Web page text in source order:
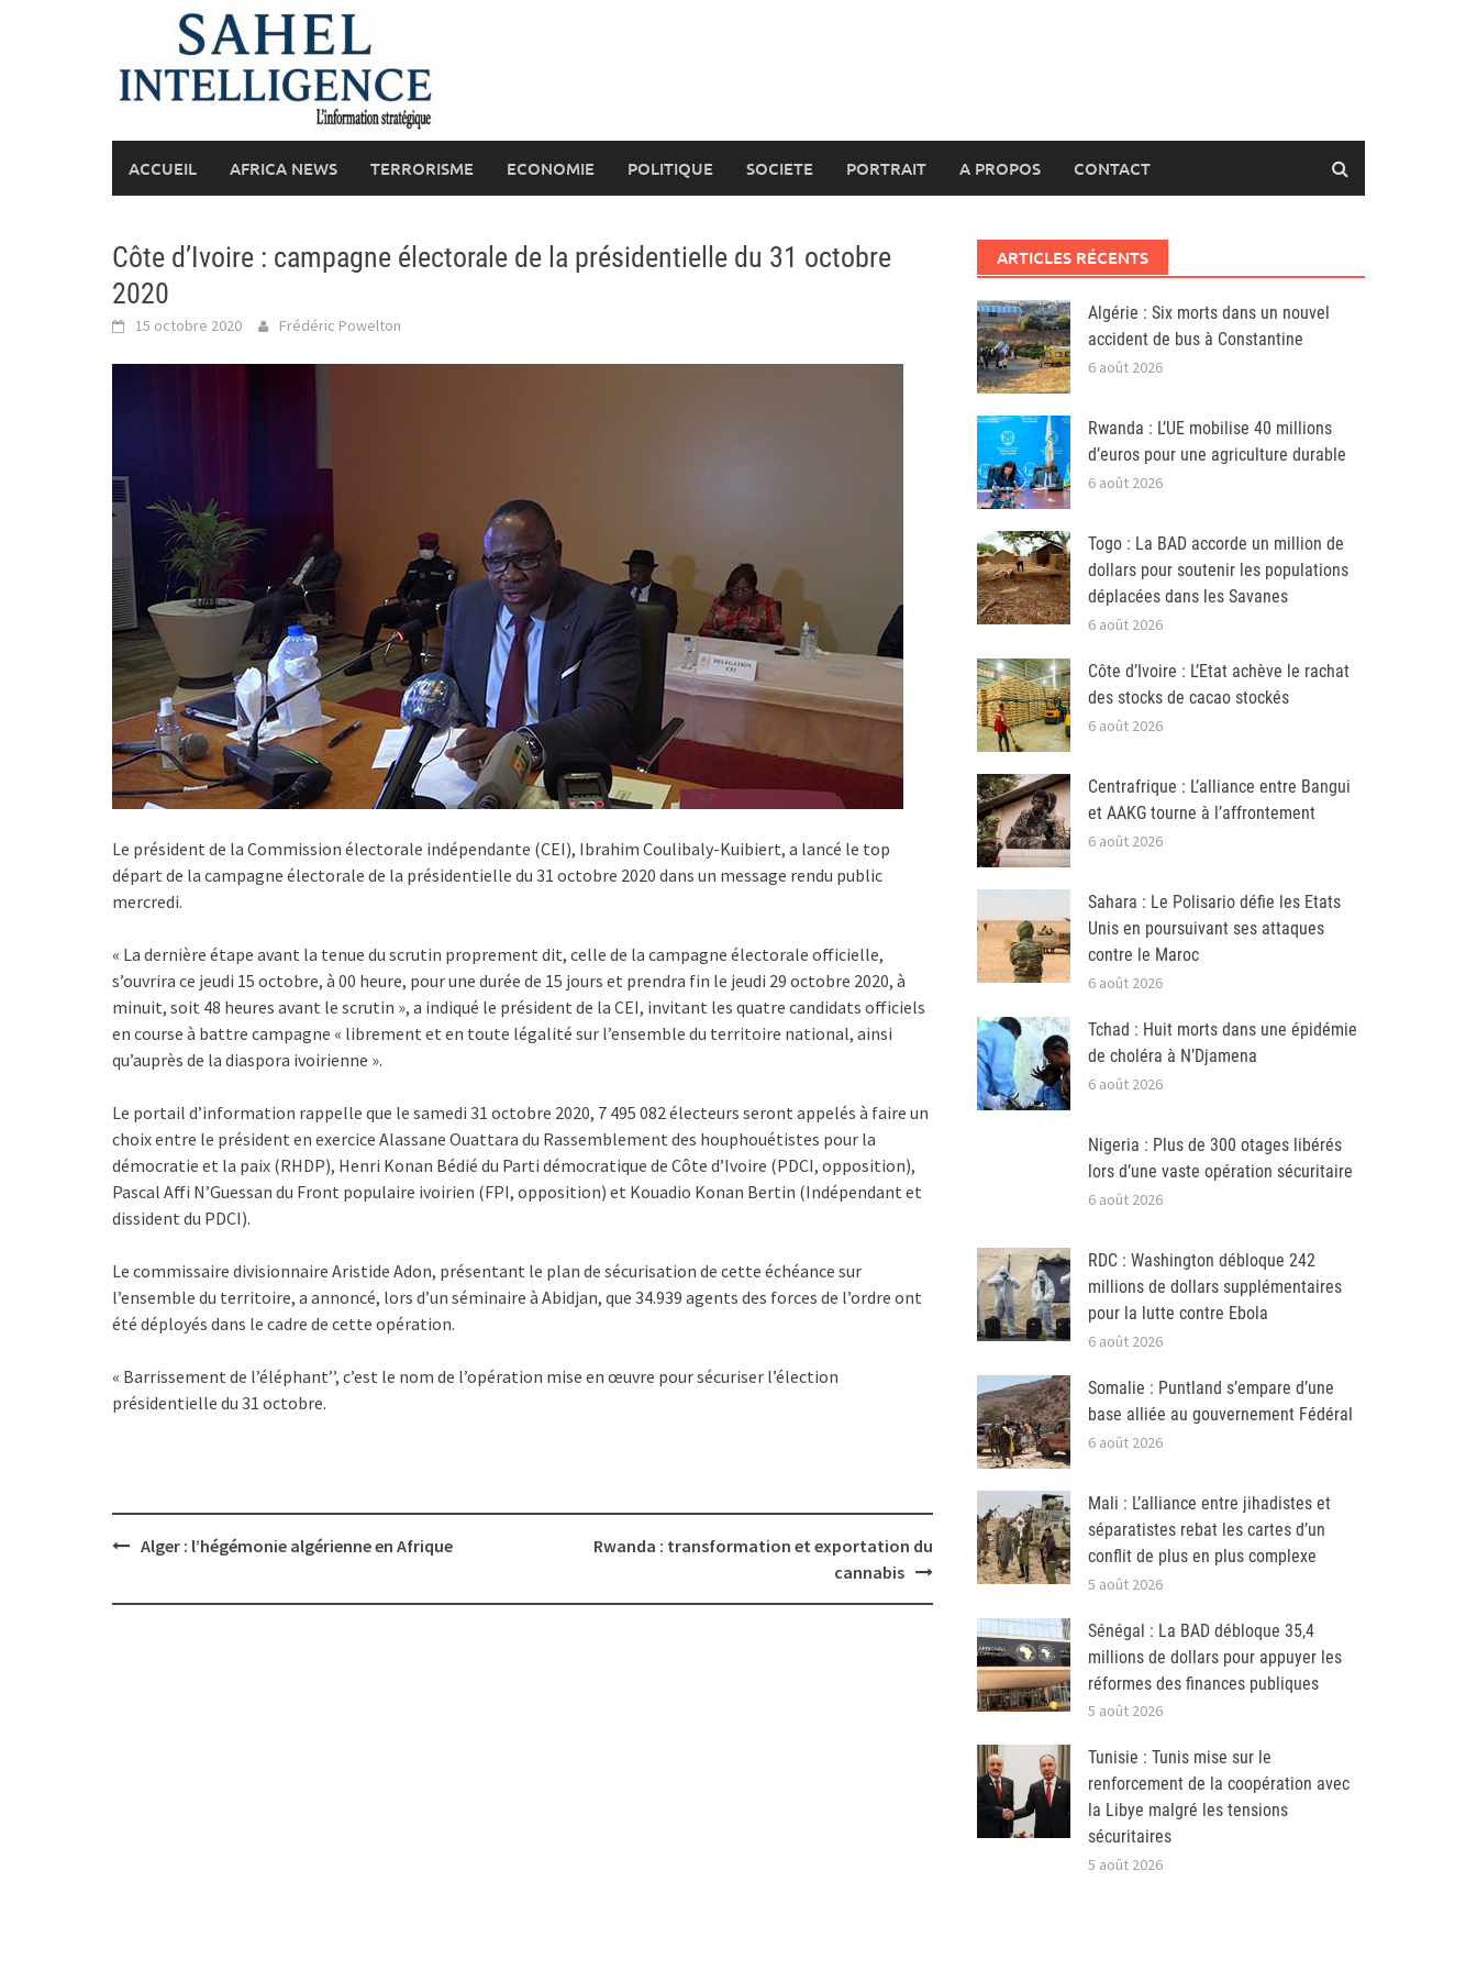
ACCUEIL AFRICA NEWS TERRORISME ECONOMIE POLITIQUE SOCIETE PORTRAIT A PROPOS CONTACT
Côte d’Ivoire : campagne électorale de la présidentielle du 31 octobre
2020
15 octobre 2020 Frédéric Powelton
Le président de la Commission électorale indépendante (CEI), Ibrahim Coulibaly-Kuibiert, a lancé le top
départ de la campagne électorale de la présidentielle du 31 octobre 2020 dans un message rendu public
mercredi.
« La dernière étape avant la tenue du scrutin proprement dit, celle de la campagne électorale officielle,
s’ouvrira ce jeudi 15 octobre, à 00 heure, pour une durée de 15 jours et prendra fin le jeudi 29 octobre 2020, à
minuit, soit 48 heures avant le scrutin », a indiqué le président de la CEI, invitant les quatre candidats officiels
en course à battre campagne « librement et en toute légalité sur l’ensemble du territoire national, ainsi
qu’auprès de la diaspora ivoirienne ».
Le portail d’information rappelle que le samedi 31 octobre 2020, 7 495 082 électeurs seront appelés à faire un
choix entre le président en exercice Alassane Ouattara du Rassemblement des houphouétistes pour la
démocratie et la paix (RHDP), Henri Konan Bédié du Parti démocratique de Côte d’Ivoire (PDCI, opposition),
Pascal Affi N’Guessan du Front populaire ivoirien (FPI, opposition) et Kouadio Konan Bertin (Indépendant et
dissident du PDCI).
Le commissaire divisionnaire Aristide Adon, présentant le plan de sécurisation de cette échéance sur
l’ensemble du territoire, a annoncé, lors d’un séminaire à Abidjan, que 34.939 agents des forces de l’ordre ont
été déployés dans le cadre de cette opération.
« Barrissement de l’éléphant’’, c’est le nom de l’opération mise en œuvre pour sécuriser l’élection
présidentielle du 31 octobre.
PostAlger : l’hégémonie algérienne en Afrique
Rwanda : transformation et exportation du
cannabis
ARTICLES RÉCENTS
Algérie : Six morts dans un nouvel
accident de bus à Constantine
6 août 2026
Rwanda : L’UE mobilise 40 millions
d’euros pour une agriculture durable
6 août 2026
Togo : La BAD accorde un million de
dollars pour soutenir les populations
déplacées dans les Savanes
6 août 2026
Côte d’Ivoire : L’Etat achève le rachat
des stocks de cacao stockés
6 août 2026
Centrafrique : L’alliance entre Bangui
et AAKG tourne à l’affrontement
6 août 2026
Sahara : Le Polisario défie les Etats
Unis en poursuivant ses attaques
contre le Maroc
6 août 2026
Tchad : Huit morts dans une épidémie
de choléra à N’Djamena
6 août 2026
Nigeria : Plus de 300 otages libérés
lors d’une vaste opération sécuritaire
6 août 2026
RDC : Washington débloque 242
millions de dollars supplémentaires
pour la lutte contre Ebola
6 août 2026
Somalie : Puntland s’empare d’une
base alliée au gouvernement Fédéral
6 août 2026
Mali : L’alliance entre jihadistes et
séparatistes rebat les cartes d’un
conflit de plus en plus complexe
5 août 2026
Sénégal : La BAD débloque 35,4
millions de dollars pour appuyer les
réformes des finances publiques
5 août 2026
Tunisie : Tunis mise sur le
renforcement de la coopération avec
la Libye malgré les tensions
sécuritaires
5 août 2026